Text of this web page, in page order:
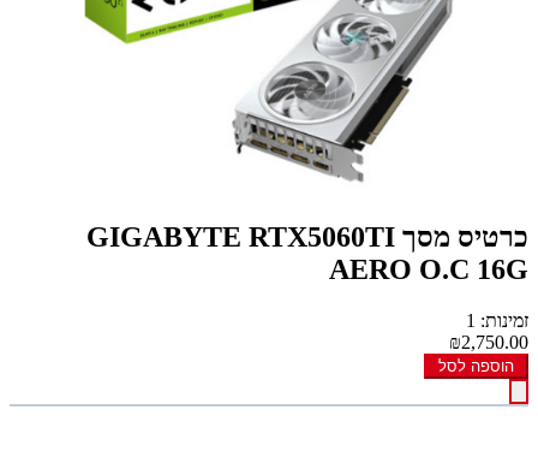
כרטיס מסך GIGABYTE RTX5060TI
AERO O.C 16G
זמינות: 1
₪2,750.00
הוספה לסל